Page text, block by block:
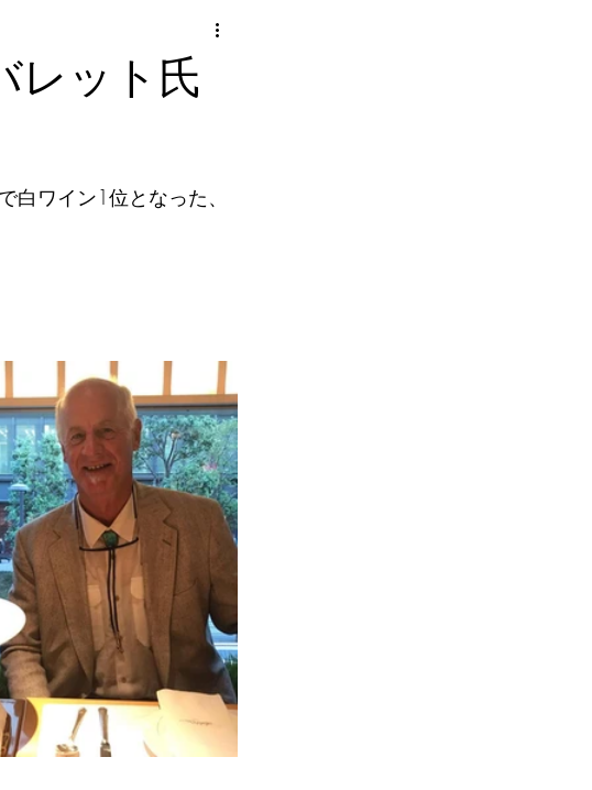
レット氏
ワイン1位となった、